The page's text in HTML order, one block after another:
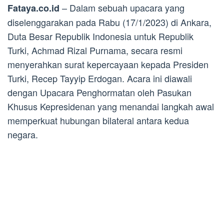
Fataya.co.id – Dalam sebuah upacara yang
diselenggarakan pada Rabu (17/1/2023) di Ankara,
Duta Besar Republik Indonesia untuk Republik
Turki, Achmad Rizal Purnama, secara resmi
menyerahkan surat kepercayaan kepada Presiden
Turki, Recep Tayyip Erdogan. Acara ini diawali
dengan Upacara Penghormatan oleh Pasukan
Khusus Kepresidenan yang menandai langkah awal
memperkuat hubungan bilateral antara kedua
negara.